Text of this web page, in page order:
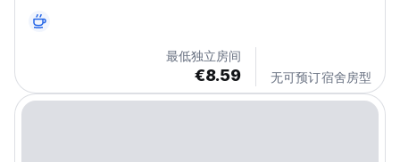
Gili Air Harbor, making it easy to reach. Its strategic
location near public amenities ensures that...
最低独立房间
€8.59 无可预订宿舍房型